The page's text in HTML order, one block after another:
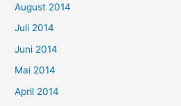
August 2014
Juli 2014
Juni 2014
Mai 2014
April 2014